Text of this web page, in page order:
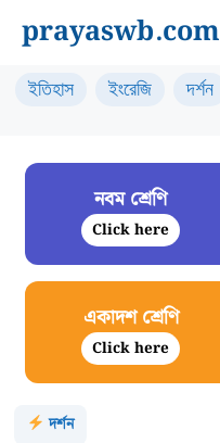
content
prayaswb.com
ইতিহাস ইংরেজি দর্শন
নবম শ্রেণি
Click here
একাদশ শ্রেণি
Click here
দর্শন